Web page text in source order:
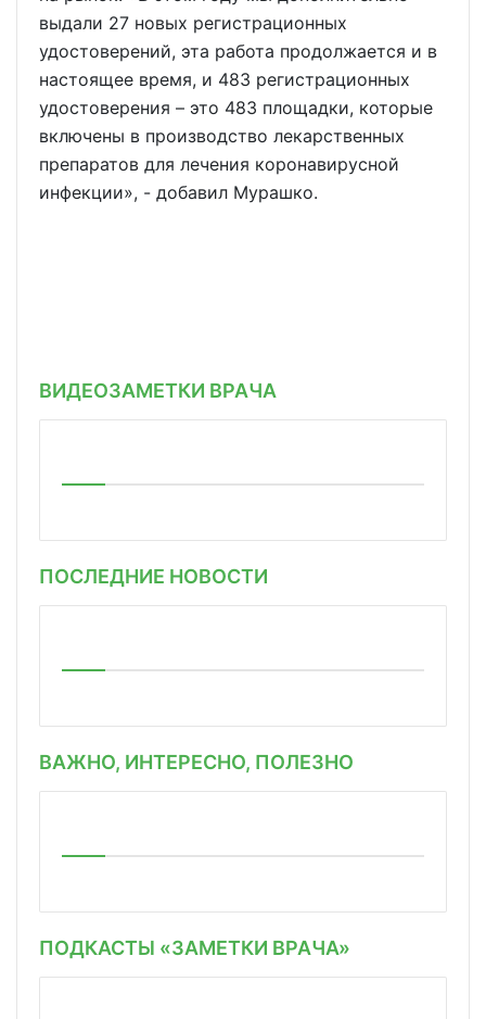
выдали 27 новых регистрационных
удостоверений, эта работа продолжается и в
настоящее время, и 483 регистрационных
удостоверения – это 483 площадки, которые
включены в производство лекарственных
препаратов для лечения коронавирусной
инфекции», - добавил Мурашко.
ВИДЕОЗАМЕТКИ ВРАЧА
ПОСЛЕДНИЕ НОВОСТИ
ВАЖНО, ИНТЕРЕСНО, ПОЛЕЗНО
ПОДКАСТЫ «ЗАМЕТКИ ВРАЧА»